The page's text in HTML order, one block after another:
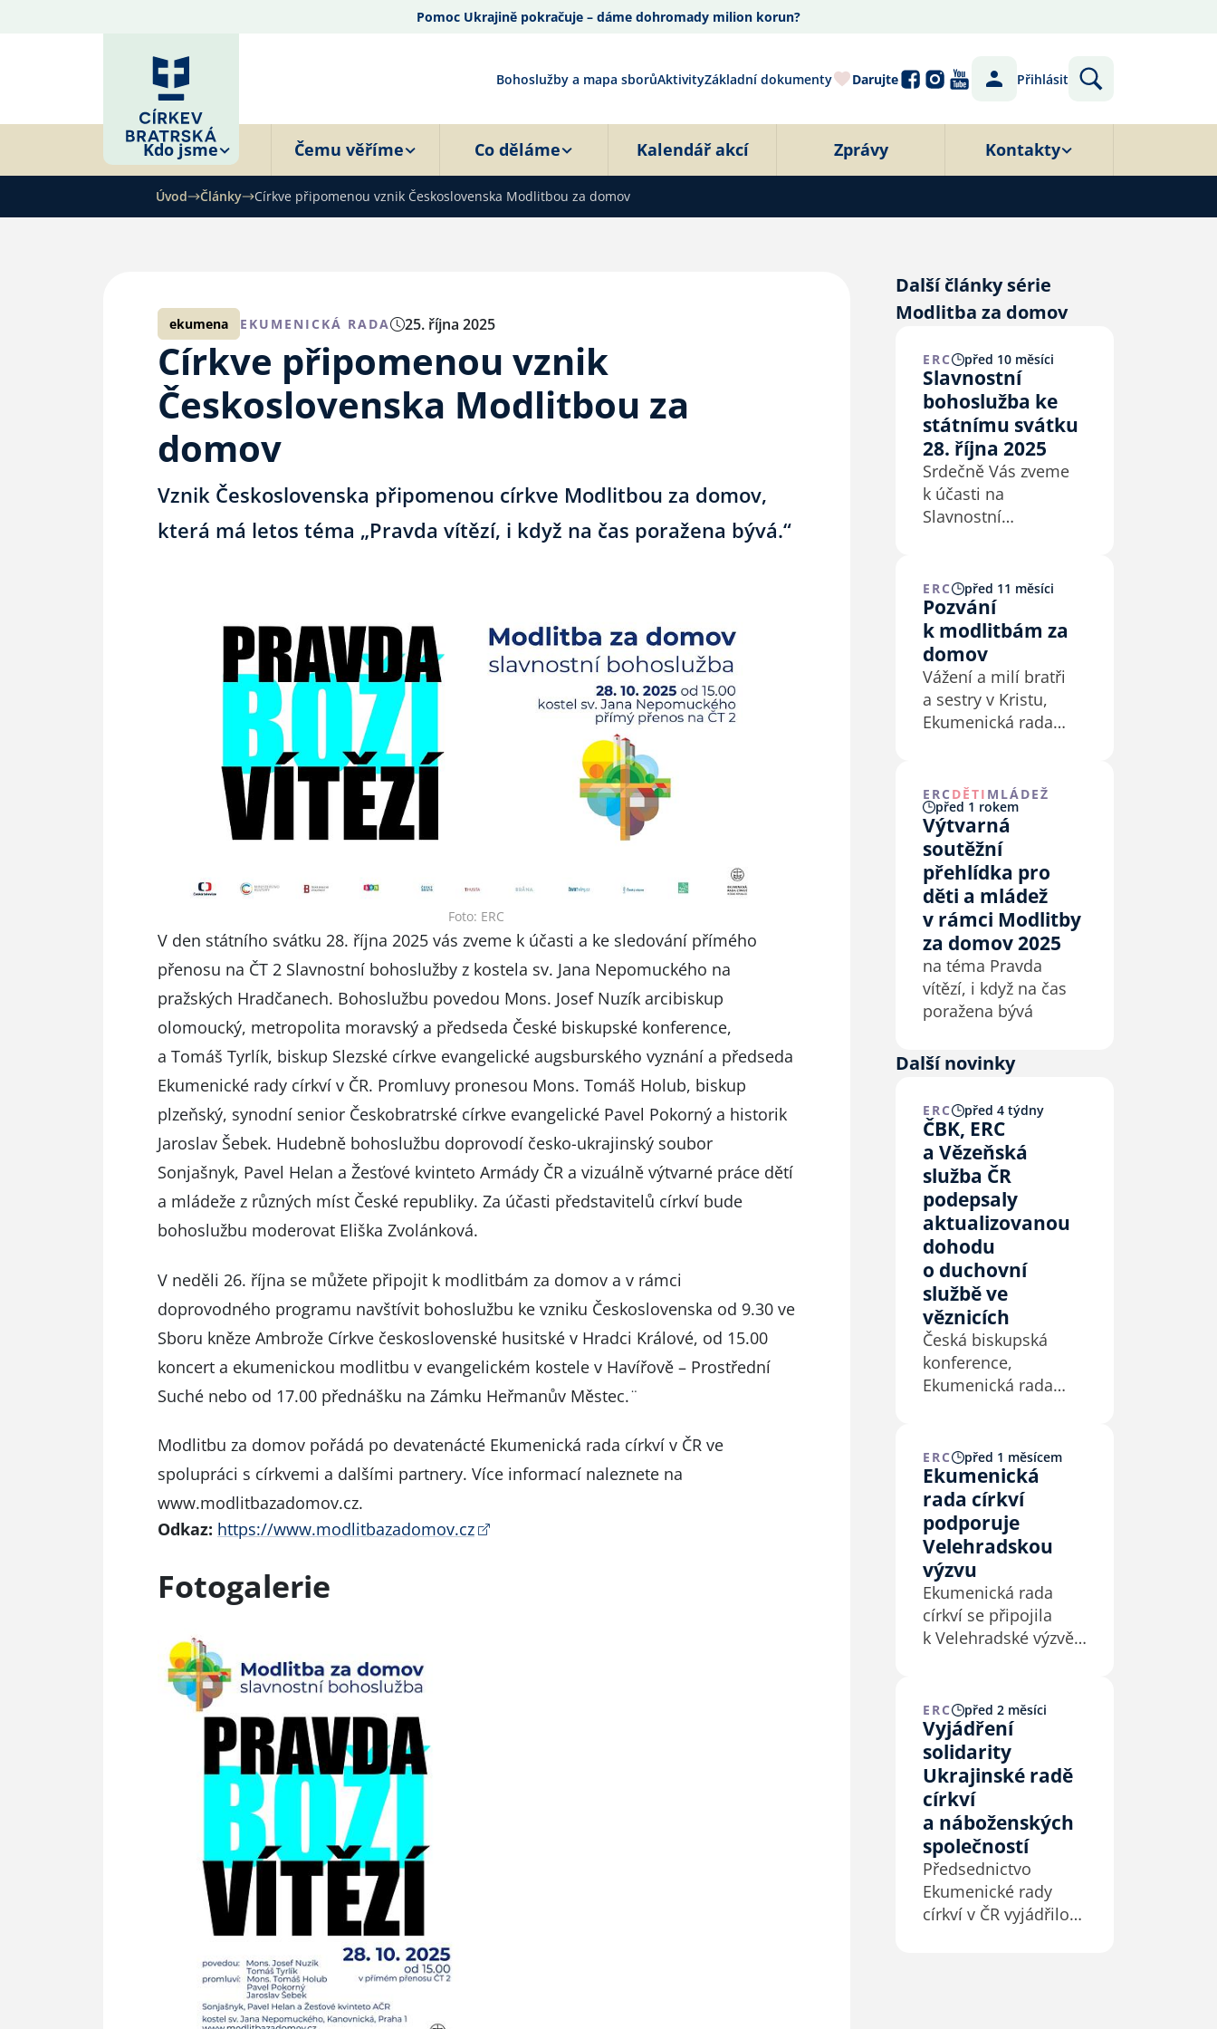
Pomoc Ukrajině pokračuje – dáme dohromady milion korun?
Bohoslužby a mapa sborůAktivityZákladní dokumenty Darujte Přihlásit
Kdo jsme Čemu věříme Co děláme Kalendář akcí Zprávy Kontakty
Úvod Články Církve připomenou vznik Československa Modlitbou za domov
ekumena EKUMENICKÁ RADA 25. října 2025
Církve připomenou vznik
Československa Modlitbou za
domov
Vznik Československa připomenou církve Modlitbou za domov,
která má letos téma „Pravda vítězí, i když na čas poražena bývá.“
Foto: ERC
V den státního svátku 28. října 2025 vás zveme k účasti a ke sledování přímého
přenosu na ČT 2 Slavnostní bohoslužby z kostela sv. Jana Nepomuckého na
pražských Hradčanech. Bohoslužbu povedou Mons. Josef Nuzík arcibiskup
olomoucký, metropolita moravský a předseda České biskupské konference,
a Tomáš Tyrlík, biskup Slezské církve evangelické augsburského vyznání a předseda
Ekumenické rady církví v ČR. Promluvy pronesou Mons. Tomáš Holub, biskup
plzeňský, synodní senior Českobratrské církve evangelické Pavel Pokorný a historik
Jaroslav Šebek. Hudebně bohoslužbu doprovodí česko-ukrajinský soubor
Sonjašnyk, Pavel Helan a Žesťové kvinteto Armády ČR a vizuálně výtvarné práce dětí
a mládeže z různých míst České republiky. Za účasti představitelů církví bude
bohoslužbu moderovat Eliška Zvolánková.
V neděli 26. října se můžete připojit k modlitbám za domov a v rámci
doprovodného programu navštívit bohoslužbu ke vzniku Československa od 9.30 ve
Sboru kněze Ambrože Církve československé husitské v Hradci Králové, od 15.00
koncert a ekumenickou modlitbu v evangelickém kostele v Havířově – Prostřední
Suché nebo od 17.00 přednášku na Zámku Heřmanův Městec.¨
Modlitbu za domov pořádá po devatenácté Ekumenická rada církví v ČR ve
spolupráci s církvemi a dalšími partnery. Více informací naleznete na
www.modlitbazadomov.cz.
Odkaz: https://www.modlitbazadomov.cz
Fotogalerie
Další články série
Modlitba za domov
ERC před 10 měsíci
Slavnostní
bohoslužba ke
státnímu svátku
28. října 2025
Srdečně Vás zveme
k účasti na
Slavnostní
vzniku republiky.
ERC před 11 měsíci
Pozvání
k modlitbám za
domov
Vážení a milí bratři
a sestry v Kristu,
Ekumenická rada
už po devatenácté.
ERC DĚTI MLÁDEŽ
před 1 rokem
Výtvarná
soutěžní
přehlídka pro
děti a mládež
v rámci Modlitby
za domov 2025
na téma Pravda
vítězí, i když na čas
poražena bývá
Další novinky
ERC před 4 týdny
ČBK, ERC
a Vězeňská
služba ČR
podepsaly
aktualizovanou
dohodu
o duchovní
službě ve
věznicích
Česká biskupská
konference,
Ekumenická rada
4. 7. 2026 na
Velehradě
aktualizovaný
dohodu o duchovní
službě ve věznicích.
ERC před 1 měsícem
Ekumenická
rada církví
podporuje
Velehradskou
výzvu
Ekumenická rada
církví se připojila
k Velehradské výzvě,
spojuje.“
Velehradskou výzvu
představil předseda
České biskupské
konference Mons.
Josef Nuzík v rámci
Dní dobré vůle na
Velehradě 4. 7. 2026.
…
ERC před 2 měsíci
Vyjádření
solidarity
Ukrajinské radě
církví
a náboženských
společností
Předsednictvo
Ekumenické rady
církví v ČR vyjádřilo